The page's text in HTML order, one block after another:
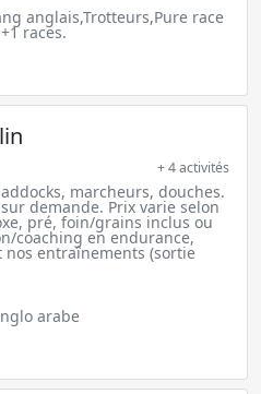
anglais,Trotteurs,Pure race
races.
+ 4 activités
marcheurs, douches.
demande. Prix varie selon
pré, foin/grains inclus ou
coaching en endurance,
entraînements (sortie
arabe